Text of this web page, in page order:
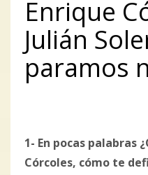
Enrique
Julián
paramos
1- En pocas palabras
Córcoles, cómo te